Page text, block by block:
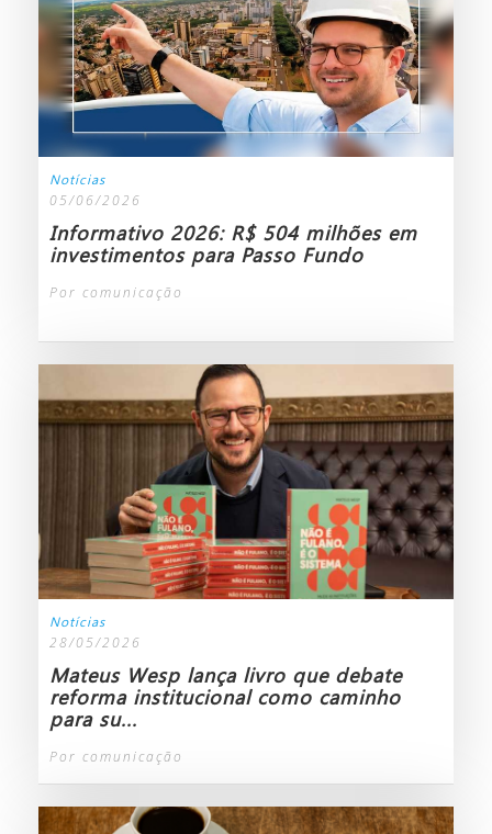
Notícias
05/06/2026
Informativo 2026: R$ 504 milhões em
investimentos para Passo Fundo
Por comunicação
Notícias
28/05/2026
Mateus Wesp lança livro que debate
reforma institucional como caminho
para su...
Por comunicação